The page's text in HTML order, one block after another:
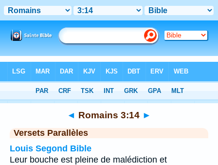
Chapitre 3 > Verset 14
◄ Romains 3:14 ►
Versets Parallèles
Louis Segond Bible
Leur bouche est pleine de malédiction et